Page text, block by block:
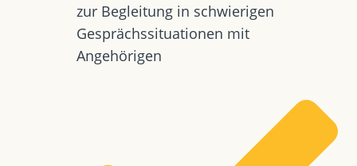
zur Begleitung in schwierigen
Gesprächssituationen mit
Angehörigen